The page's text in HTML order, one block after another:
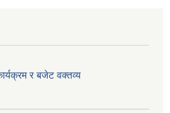
र बजेट वक्तव्य